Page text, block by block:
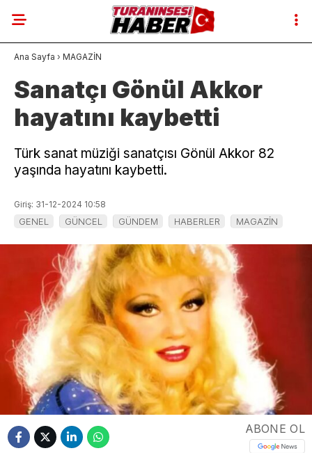
Ana Sayfa › MAGAZİN
Sanatçı Gönül Akkor
hayatını kaybetti
Türk sanat müziği sanatçısı Gönül Akkor 82
yaşında hayatını kaybetti.
Giriş: 31-12-2024 10:58
GENEL GÜNCEL GÜNDEM HABERLER MAGAZİN
ABONE OL